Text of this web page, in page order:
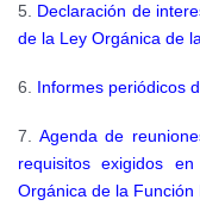
5. Declaración de
de la Ley Orgánica de
6. Informes periódicos
7. Agenda de
requisitos exigidos
Orgánica de la Función